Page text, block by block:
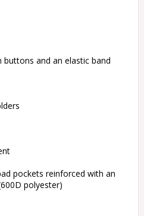
and an elastic band
pockets reinforced with an
polyester)